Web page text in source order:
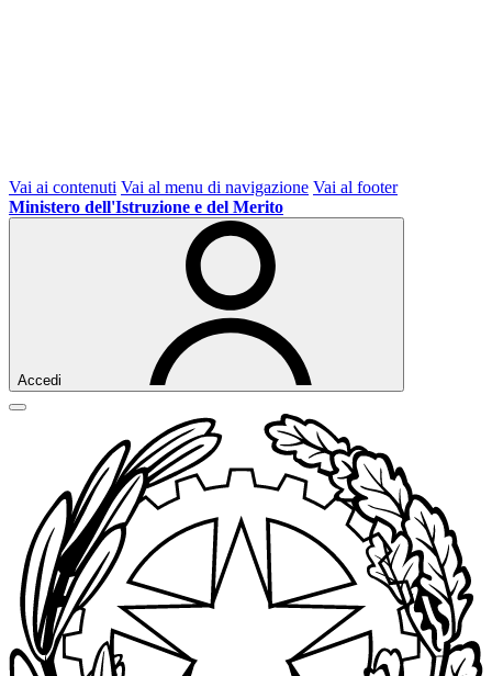
Vai ai contenuti Vai al menu di navigazione Vai al footer
Ministero dell'Istruzione e del Merito
Accedi